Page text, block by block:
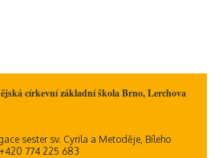
církevní základní škola Brno, Lerchova
sester sv. Cyrila a Metoděje, Bíleho
774 225 683